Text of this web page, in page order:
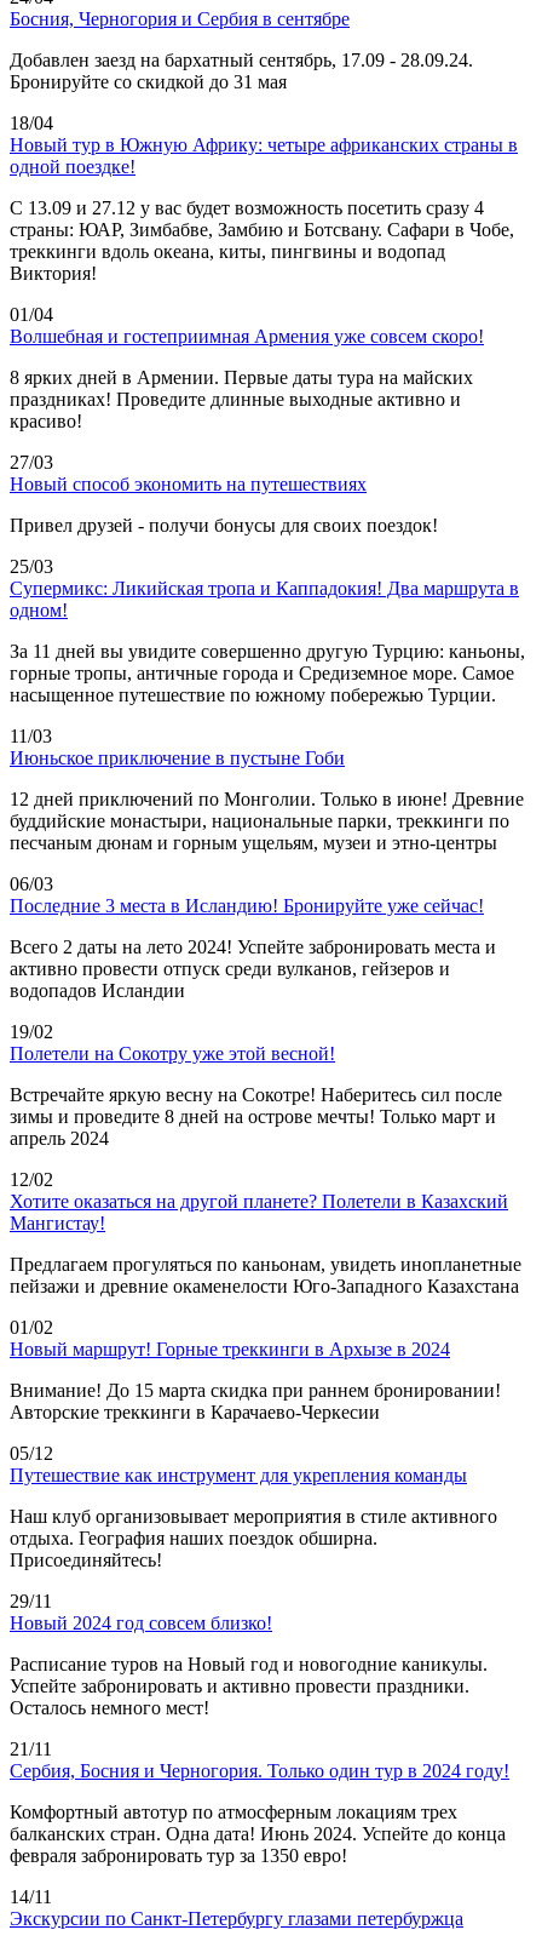
Босния, Черногория и Сербия в сентябре
Добавлен заезд на бархатный сентябрь, 17.09 - 28.09.24.
Бронируйте со скидкой до 31 мая
18/04
Новый тур в Южную Африку: четыре африканских страны в
одной поездке!
C 13.09 и 27.12 у вас будет возможность посетить сразу 4
страны: ЮАР, Зимбабве, Замбию и Ботсвану. Сафари в Чобе,
треккинги вдоль океана, киты, пингвины и водопад
Виктория!
01/04
Волшебная и гостеприимная Армения уже совсем скоро!
8 ярких дней в Армении. Первые даты тура на майских
праздниках! Проведите длинные выходные активно и
красиво!
27/03
Новый способ экономить на путешествиях
Привел друзей - получи бонусы для своих поездок!
25/03
Супермикс: Ликийская тропа и Каппадокия! Два маршрута в
одном!
За 11 дней вы увидите совершенно другую Турцию: каньоны,
горные тропы, античные города и Средиземное море. Самое
насыщенное путешествие по южному побережью Турции.
11/03
Июньское приключение в пустыне Гоби
12 дней приключений по Монголии. Только в июне! Древние
буддийские монастыри, национальные парки, треккинги по
песчаным дюнам и горным ущельям, музеи и этно-центры
06/03
Последние 3 места в Исландию! Бронируйте уже сейчас!
Всего 2 даты на лето 2024! Успейте забронировать места и
активно провести отпуск среди вулканов, гейзеров и
водопадов Исландии
19/02
Полетели на Сокотру уже этой весной!
Встречайте яркую весну на Сокотре! Наберитесь сил после
зимы и проведите 8 дней на острове мечты! Только март и
апрель 2024
12/02
Хотите оказаться на другой планете? Полетели в Казахский
Мангистау!
Предлагаем прогуляться по каньонам, увидеть инопланетные
пейзажи и древние окаменелости Юго-Западного Казахстана
01/02
Новый маршрут! Горные треккинги в Архызе в 2024
Внимание! До 15 марта скидка при раннем бронировании!
Авторские треккинги в Карачаево-Черкесии
05/12
Путешествие как инструмент для укрепления команды
Наш клуб организовывает мероприятия в стиле активного
отдыха. География наших поездок обширна.
Присоединяйтесь!
29/11
Новый 2024 год совсем близко!
Расписание туров на Новый год и новогодние каникулы.
Успейте забронировать и активно провести праздники.
Осталось немного мест!
21/11
Сербия, Босния и Черногория. Только один тур в 2024 году!
Комфортный автотур по атмосферным локациям трех
балканских стран. Одна дата! Июнь 2024. Успейте до конца
февраля забронировать тур за 1350 евро!
14/11
Экскурсии по Санкт-Петербургу глазами петербуржца